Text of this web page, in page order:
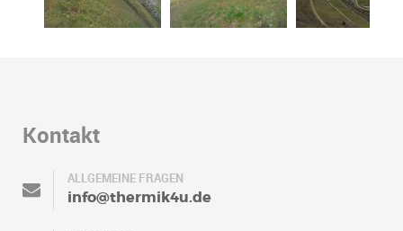
Kontakt
ALLGEMEINE FRAGEN
info@thermik4u.de